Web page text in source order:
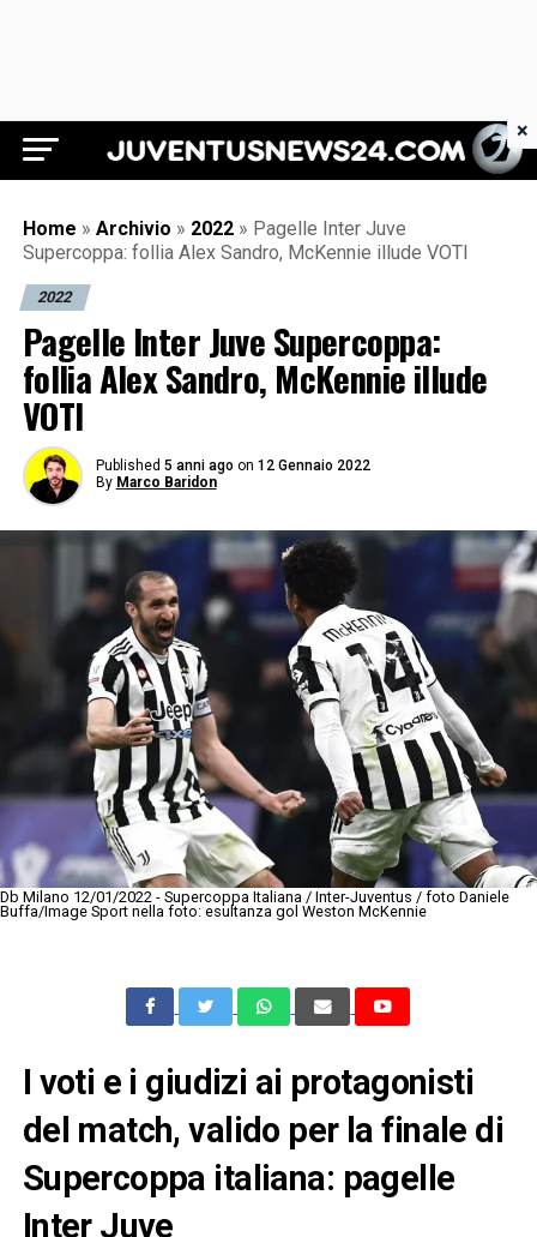
Juventus News 24
Home » Archivio » 2022 » Pagelle Inter Juve
Supercoppa: follia Alex Sandro, McKennie illude VOTI
2022
Pagelle Inter Juve Supercoppa:
follia Alex Sandro, McKennie illude
VOTI
Published 5 anni ago on 12 Gennaio 2022
By Marco Baridon
Db Milano 12/01/2022 - Supercoppa Italiana / Inter-Juventus / foto Daniele
Buffa/Image Sport nella foto: esultanza gol Weston McKennie
I voti e i giudizi ai protagonisti
del match, valido per la finale di
Supercoppa italiana: pagelle
Inter Juve
×